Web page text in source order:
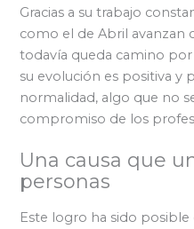
Gracias a su trabajo
como el de Abril avanzan
todavía queda camino
su evolución es positiva y
normalidad, algo que no
compromiso de los
Una causa que
personas
Este logro ha sido posible